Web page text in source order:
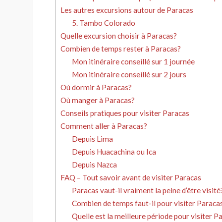
Les autres excursions autour de Paracas
5. Tambo Colorado
Quelle excursion choisir à Paracas?
Combien de temps rester à Paracas?
Mon itinéraire conseillé sur 1 journée
Mon itinéraire conseillé sur 2 jours
Où dormir à Paracas?
Où manger à Paracas?
Conseils pratiques pour visiter Paracas
Comment aller à Paracas?
Depuis Lima
Depuis Huacachina ou Ica
Depuis Nazca
FAQ – Tout savoir avant de visiter Paracas
Paracas vaut-il vraiment la peine d’être
Combien de temps faut-il pour visiter
Quelle est la meilleure période pour visiter